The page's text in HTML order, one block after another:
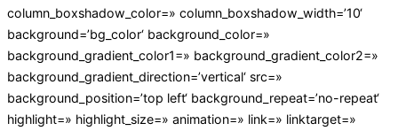
column_boxshadow_color=» column_boxshadow_width=’10‘
background=’bg_color‘ background_color=»
background_gradient_color1=» background_gradient_color2=»
background_gradient_direction=’vertical‘ src=»
background_position=’top left‘ background_repeat=’no-repeat‘
highlight=» highlight_size=» animation=» link=» linktarget=»